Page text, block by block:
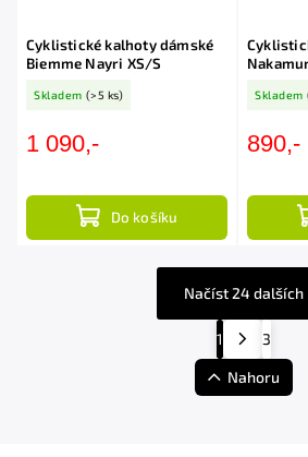
Cyklistické kalhoty dámské
Biemme Nayri XS/S
Skladem (>5 ks)
1 090,-
Do košíku
CoolMax
Skladem
890,-
Načíst 24 dalších
1 3
Nahoru